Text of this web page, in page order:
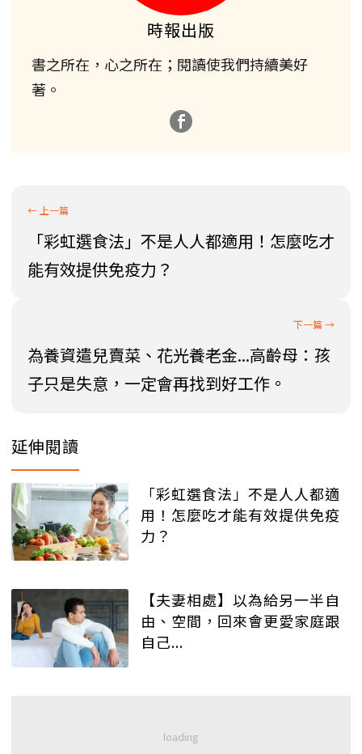
時報出版
書之所在，心之所在；閱讀使我們持續美好
著。
「彩虹選食法」不是人人都適用！怎麼吃才
能有效提供免疫力？
為養資遣兒賣菜、花光養老金...高齡母：孩
子只是失意，一定會再找到好工作。
延伸閱讀
「彩虹選食法」不是人人都適
用！怎麼吃才能有效提供免疫
力？
【夫妻相處】以為給另一半自
由、空間，回來會更愛家庭跟
自己...